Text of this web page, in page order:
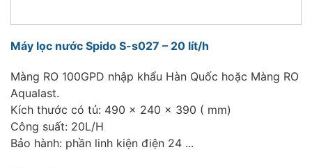
Máy lọc nước Spido S-s027 – 20 lít/h
Màng RO 100GPD nhập khẩu Hàn Quốc hoặc Màng RO
Aqualast.
Kích thước có tủ: 490 x 240 x 390 ( mm)
Công suất: 20L/H
Bảo hành: phần linh kiện điện 24 ...